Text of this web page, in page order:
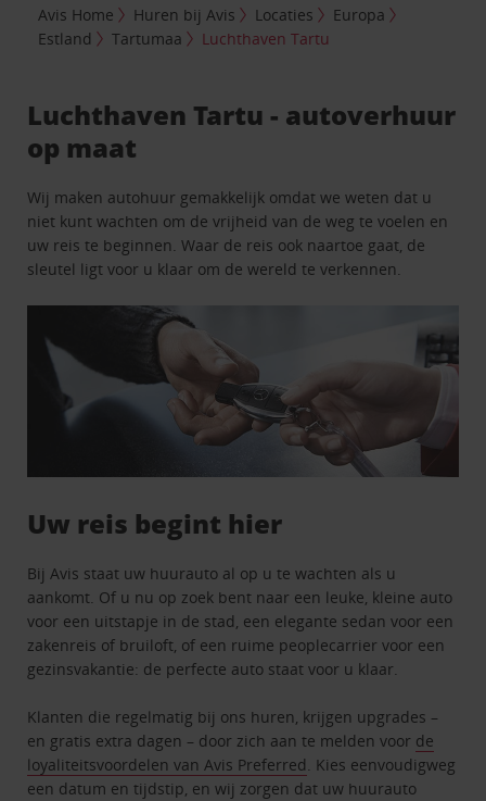
Avis Home Huren bij Avis Locaties
Europa
Estland
Tartumaa Luchthaven Tartu
Luchthaven Tartu - autoverhuur
op maat
Wij maken autohuur gemakkelijk omdat we weten dat u
niet kunt wachten om de vrijheid van de weg te voelen en
uw reis te beginnen. Waar de reis ook naartoe gaat, de
sleutel ligt voor u klaar om de wereld te verkennen.
Uw reis begint hier
Bij Avis staat uw huurauto al op u te wachten als u
aankomt. Of u nu op zoek bent naar een leuke, kleine auto
voor een uitstapje in de stad, een elegante sedan voor een
zakenreis of bruiloft, of een ruime peoplecarrier voor een
gezinsvakantie: de perfecte auto staat voor u klaar.
Klanten die regelmatig bij ons huren, krijgen upgrades –
en gratis extra dagen – door zich aan te melden voor de
loyaliteitsvoordelen van Avis Preferred. Kies eenvoudigweg
een datum en tijdstip, en wij zorgen dat uw huurauto